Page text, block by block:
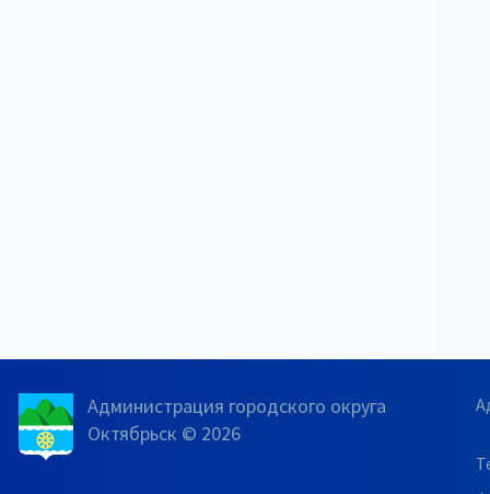
Администрация городского округа
Октябрьск © 2026